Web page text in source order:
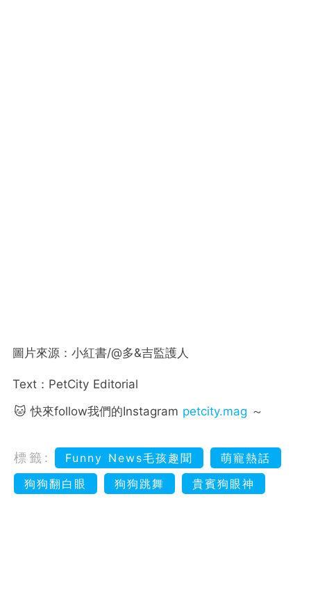
圖片來源：小紅書/@多&吉監護人
Text：PetCity Editorial
🐱 快來follow我們的Instagram petcity.mag ～
標籤: Funny News毛孩趣聞
萌寵熱話
狗狗翻白眼
狗狗跳舞 貴賓狗眼神